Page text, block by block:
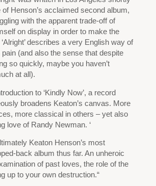
Henson’s acclaimed second album,
with the apparent trade-off of
on display in order to make the
describes a very English way of
(and also the sense that despite
so quickly, maybe you haven’t
at all).
to ‘Kindly Now’, a record
broadens Keaton’s canvas. More
more classical in others – yet also
love of Randy Newman. ‘
Keaton Henson’s most
back album thus far. An unheroic
of past loves, the role of the
up to your own destruction.“